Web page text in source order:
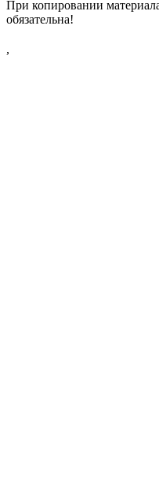
При копировании
обязательна!
,